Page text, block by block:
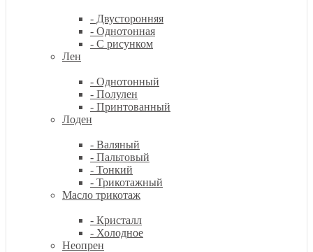
- Двусторонняя
- Однотонная
- С рисунком
Лен
- Однотонный
- Полулен
- Принтованный
Лоден
- Валяный
- Пальтовый
- Тонкий
- Трикотажный
Масло трикотаж
- Кристалл
- Холодное
Неопрен